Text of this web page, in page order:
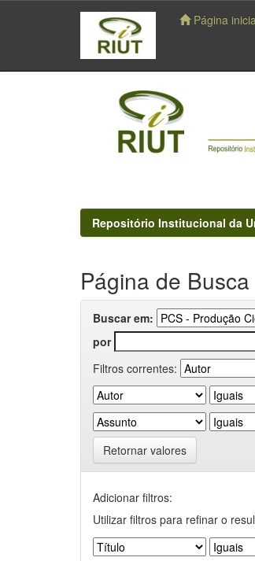
navigation
Página
Repositório Institucional da
Página de Busca
Buscar em:
por
Filtros correntes:
Retornar valores
Adicionar filtros:
Utilizar filtros para refinar o